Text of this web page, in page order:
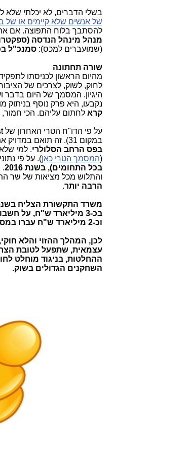
בשלי הדברים, לא יכלתי שלא
של אנשים שלא קיימים או של
להסתבך בלוח התפוצה. אם
מנהל מינהל הנדסה
(שמועברים למכס):סמנכ"ל
שורה תחתונה
מהיום הראשון לכניסתו
לחוק, לשוק, לצרכים של
היגיון. המסמך של היום בדבר
נקבעו, היא פרק נוסף
קרא לחתום עליהם. הכי חמור,
על פי הדו"ח הטרי האחרון של SpeedTest (
במקום 31). זה תואם במדויק את הממצאים של OpenSignal (
בפס הרחב הסלולרי. למי
(המסמך הטרי כאן). על פי
בכל התחומים), בשנת 2016
.
והתלוש מכל מציאות של שר
הרבה יותר.
משרד התקשורת הצליח
בכ-3 מיליארד ש"ח, על
וכ-2 מיליארד ש"ח עברו במסלול של מועצת הכבלים והלוויין מול Yes.
לכן, המהלך ההזוי והלא
עצמאית, שתפעל לטובת
ההחלטות, בניגוד מוחלט
השחקנים הגדולים בשוק.